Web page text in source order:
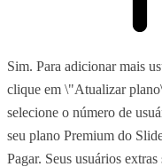
Sim. Para adicionar mais
clique em \"Atualizar
selecione o número de
seu plano Premium do
Pagar. Seus usuários